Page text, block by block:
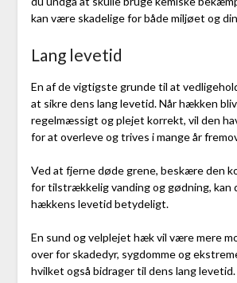
kan være skadelige for både miljøet og
Lang levetid
En af de vigtigste grunde til at
at sikre dens lang levetid. Når hækken
regelmæssigt og plejet korrekt, vil den
for at overleve og trives i mange år
Ved at fjerne døde grene, beskære den
for tilstrækkelig vanding og gødning, kan
hækkens levetid betydeligt.
En sund og velplejet hæk vil være mere
over for skadedyr, sygdomme og
hvilket også bidrager til dens lang